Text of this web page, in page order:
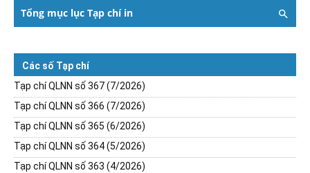
Tổng mục lục Tạp chí in
Các số Tạp chí
Tạp chí QLNN số 367 (7/2026)
Tạp chí QLNN số 366 (7/2026)
Tạp chí QLNN số 365 (6/2026)
Tạp chí QLNN số 364 (5/2026)
Tạp chí QLNN số 363 (4/2026)